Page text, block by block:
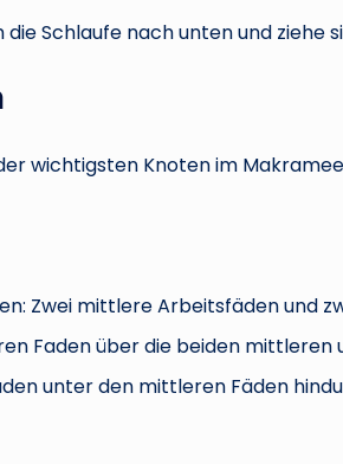
die Schlaufe nach unten und ziehe
wichtigsten Knoten im
Zwei mittlere Arbeitsfäden und
Faden über die beiden
unter den mittleren Fäden